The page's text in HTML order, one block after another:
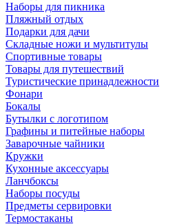
Наборы для пикника
Пляжный отдых
Подарки для дачи
Складные ножи и мультитулы
Спортивные товары
Товары для путешествий
Туристические принадлежности
Фонари
Бокалы
Бутылки с логотипом
Графины и питейные наборы
Заварочные чайники
Кружки
Кухонные аксессуары
Ланчбоксы
Наборы посуды
Предметы сервировки
Термостаканы